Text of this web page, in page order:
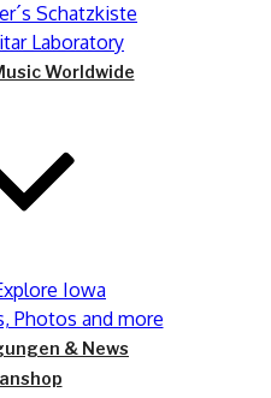
Schatzkiste
Laboratory
Worldwide
Iowa
Photos and more
& News